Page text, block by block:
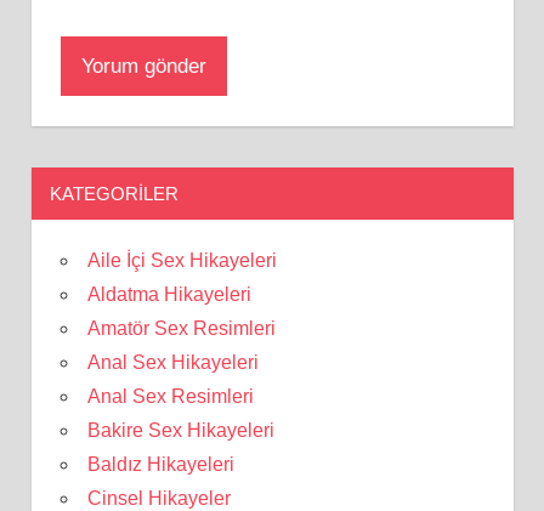
KATEGORILER
Aile İçi Sex Hikayeleri
Aldatma Hikayeleri
Amatör Sex Resimleri
Anal Sex Hikayeleri
Anal Sex Resimleri
Bakire Sex Hikayeleri
Baldız Hikayeleri
Cinsel Hikayeler